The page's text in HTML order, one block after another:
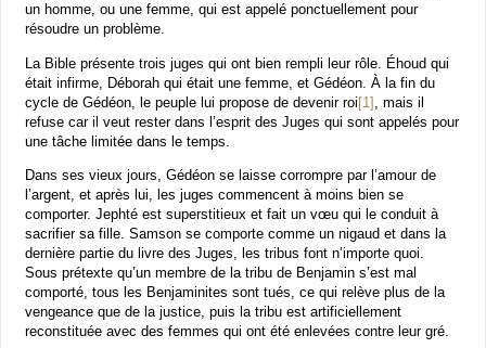
un homme, ou une femme, qui est appelé ponctuellement pour
résoudre un problème.
La Bible présente trois juges qui ont bien rempli leur rôle. Éhoud qui
était infirme, Déborah qui était une femme, et Gédéon. À la fin du
cycle de Gédéon, le peuple lui propose de devenir roi[1] , mais il
refuse car il veut rester dans l’esprit des Juges qui sont appelés pour
une tâche limitée dans le temps.
Dans ses vieux jours, Gédéon se laisse corrompre par l’amour de
l’argent, et après lui, les juges commencent à moins bien se
comporter. Jephté est superstitieux et fait un vœu qui le conduit à
sacrifier sa fille. Samson se comporte comme un nigaud et dans la
dernière partie du livre des Juges, les tribus font n’importe quoi.
Sous prétexte qu’un membre de la tribu de Benjamin s’est mal
comporté, tous les Benjaminites sont tués, ce qui relève plus de la
vengeance que de la justice, puis la tribu est artificiellement
reconstituée avec des femmes qui ont été enlevées contre leur gré.